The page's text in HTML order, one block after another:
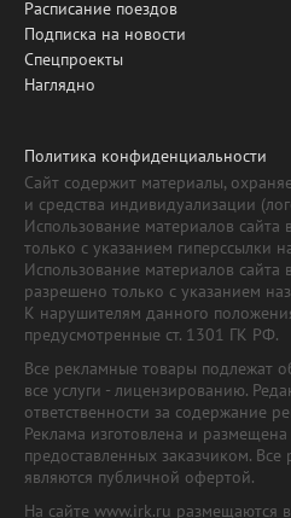
Расписание поездов
Подписка на новости
Спецпроекты
Наглядно
Политика конфиденциальности
Сайт содержит материалы,
и средства индивидуализации
Использование материалов сайта
только с указанием гиперссылки
Использование материалов сайта
разрешено только с указанием
К нарушителям данного
предусмотренные ст. 1301 ГК РФ.
Все рекламные товары подлежат
все услуги - лицензированию.
ответственности за содержание
Реклама изготовлена и
предоставленных заказчиком.
являются публичной офертой.
На сайте www.irk.ru размещаются